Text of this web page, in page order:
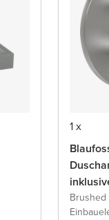
1 x
Brushed